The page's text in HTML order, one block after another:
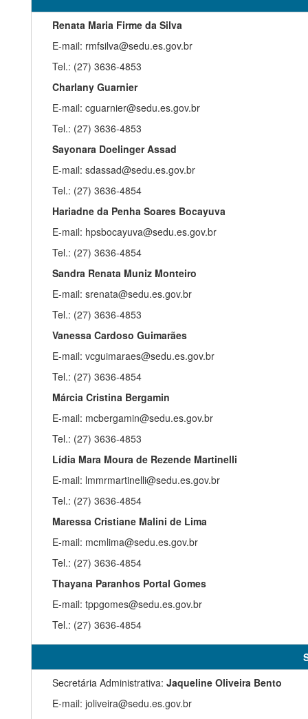
Renata Maria Firme da Silva
E-mail: rmfsilva@sedu.es.gov.br
Tel.: (27) 3636-4853
Charlany Guarnier
E-mail: cguarnier@sedu.es.gov.br
Tel.: (27) 3636-4853
Sayonara Doelinger Assad
E-mail: sdassad@sedu.es.gov.br
Tel.: (27) 3636-4854
Hariadne da Penha Soares Bocayuva
E-mail: hpsbocayuva@sedu.es.gov.br
Tel.: (27) 3636-4854
Sandra Renata Muniz Monteiro
E-mail: srenata@sedu.es.gov.br
Tel.: (27) 3636-4853
Vanessa Cardoso Guimarães
E-mail: vcguimaraes@sedu.es.gov.br
Tel.: (27) 3636-4854
Márcia Cristina Bergamin
E-mail: mcbergamin@sedu.es.gov.br
Tel.: (27) 3636-4853
Lídia Mara Moura de Rezende Martinelli
E-mail: lmmrmartinelli@sedu.es.gov.br
Tel.: (27) 3636-4854
Maressa Cristiane Malini de Lima
E-mail: mcmlima@sedu.es.gov.br
Tel.: (27) 3636-4854
Thayana Paranhos Portal Gomes
E-mail: tppgomes@sedu.es.gov.br
Tel.: (27) 3636-4854
Secretária Administrativa: Jaqueline Oliveira Bento
E-mail: joliveira@sedu.es.gov.br